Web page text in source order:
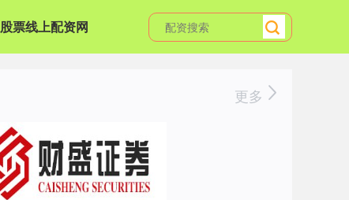
股票线上配资网
更多